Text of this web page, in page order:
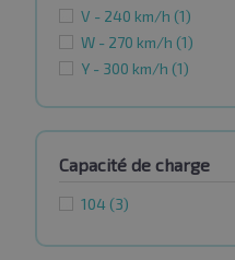
V - 240 km/h (1)
W - 270 km/h (1)
Y - 300 km/h (1)
Capacité de charge
104 (3)